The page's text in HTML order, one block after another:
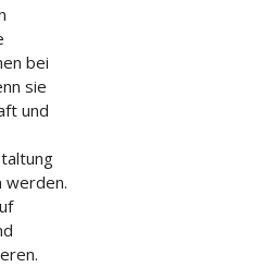
bei
sie
und
werden.